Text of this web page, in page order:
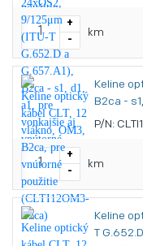
+
-
km
Keline
B2ca -
P/N:
+
-
km
Keline
T